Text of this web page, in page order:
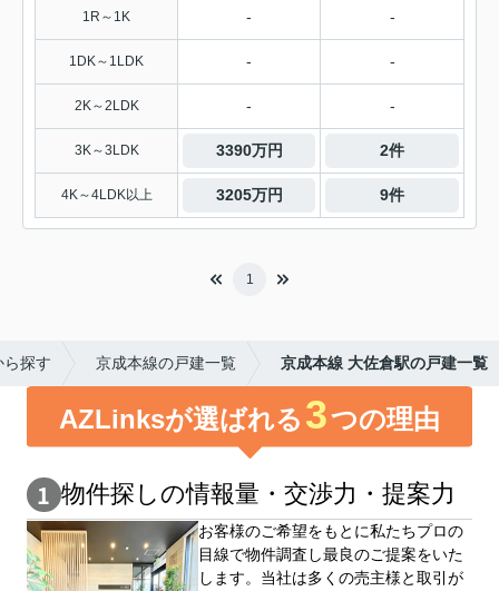
1R～1K - -
1DK～1LDK - -
2K～2LDK - -
3K～3LDK 3390万円 2件
4K～4LDK以上 3205万円 9件
1
ら探す 京成本線の戸建一覧 京成本線 大佐倉駅の戸建一覧
AZLinksが選ばれる 3つの理由
物件探しの情報量・交渉⼒・提案⼒
お客様のご希望をもとに私たちプロの
目線で物件調査し最良のご提案をいた
します。当社は多くの売主様と取引が